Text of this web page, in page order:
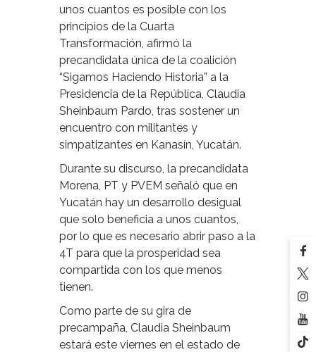
unos cuantos es posible con los
principios de la Cuarta
Transformación, afirmó la
precandidata única de la coalición
“Sigamos Haciendo Historia” a la
Presidencia de la República, Claudia
Sheinbaum Pardo, tras sostener un
encuentro con militantes y
simpatizantes en Kanasín, Yucatán.
Durante su discurso, la precandidata
Morena, PT y PVEM señaló que en
Yucatán hay un desarrollo desigual
que solo beneficia a unos cuantos,
por lo que es necesario abrir paso a la
4T para que la prosperidad sea
compartida con los que menos
tienen.
Como parte de su gira de
precampaña, Claudia Sheinbaum
estará este viernes en el estado de